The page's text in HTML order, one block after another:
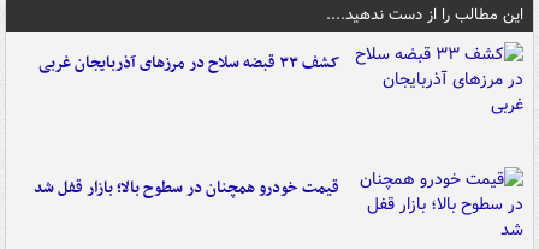
این مطالب را از دست ندهید....
کشف ۳۳ قبضه سلاح در مرزهای آذربایجان غربی
قیمت خودرو همچنان در سطوح بالا؛ بازار قفل شد